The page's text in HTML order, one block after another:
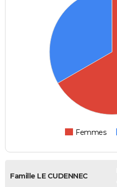
Femmes
Famille LE CUDENNEC